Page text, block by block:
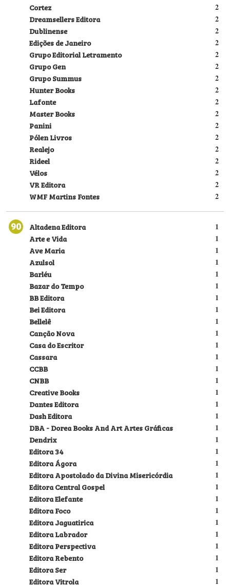
2
Cortez
2
Dreamsellers Editora
2
Dublinense
2
Edições de Janeiro
2
Grupo Editorial Letramento
2
Grupo Gen
2
Grupo Summus
2
Hunter Books
2
Lafonte
2
Master Books
2
Panini
2
Pólen Livros
2
Realejo
2
Rideel
2
Vélos
2
VR Editora
2
WMF Martins Fontes
90 1
Altadena Editora
1
Arte e Vida
1
Ave Maria
1
Azulsol
1
Barléu
1
Bazar do Tempo
1
BB Editora
1
Bei Editora
1
Bellelê
1
Canção Nova
1
Casa do Escritor
1
Cassara
1
CCBB
1
CNBB
1
Creative Books
1
Dantes Editora
1
Dash Editora
1
DBA - Dorea Books And Art Artes Gráficas
1
Dendrix
1
Editora 34
1
Editora Ágora
1
Editora Apostolado da Divina Misericórdia
1
Editora Central Gospel
1
Editora Elefante
1
Editora Foco
1
Editora Jaguatirica
1
Editora Labrador
1
Editora Perspectiva
1
Editora Rebento
1
Editora Ser
1
Editora Vitrola